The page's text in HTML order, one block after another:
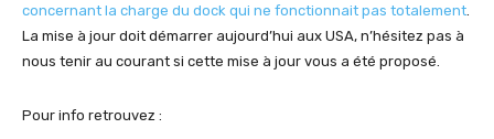
concernant la charge du dock qui ne fonctionnait pas totalement
La mise à jour doit démarrer aujourd’hui aux USA, n’hésitez pas à
nous tenir au courant si cette mise à jour vous a été proposé.
Pour info retrouvez :